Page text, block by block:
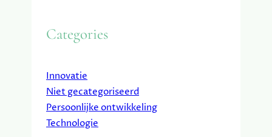
Categories
Innovatie
Niet gecategoriseerd
Persoonlijke ontwikkeling
Technologie